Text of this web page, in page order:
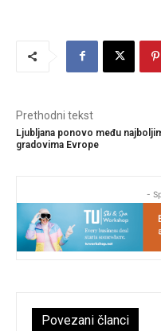
Prethodni tekst
Ljubljana ponovo među
gradovima Evrope
-
Povezani članci